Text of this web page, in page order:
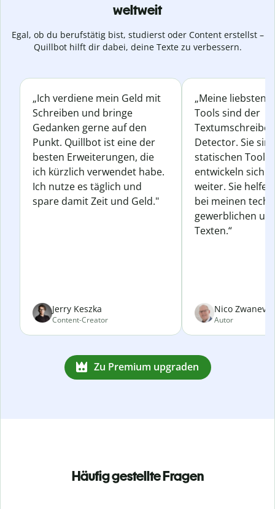
weltweit
Egal, ob du berufstätig bist, studierst oder Content erstellst –
Quillbot hilft dir dabei, deine Texte zu verbessern.
„Ich verdiene mein Geld mit
Schreiben und bringe
Gedanken gerne auf den
Punkt. Quillbot ist eine der
besten Erweiterungen, die
ich kürzlich verwendet habe.
Ich nutze es täglich und
spare damit Zeit und Geld."
Jerry Keszka
Content-Creator
„Meine liebsten
Tools sind der
Detector. Sie
statischen
entwickeln sich
weiter. Sie
bei meinen
gewerblichen
Texten.“
Nico
Autor
Zu Premium upgraden
Häufig gestellte Fragen